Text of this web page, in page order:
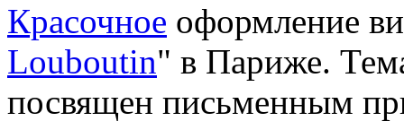
Красочное оформление
Louboutin" в Париже.
посвящен письменным